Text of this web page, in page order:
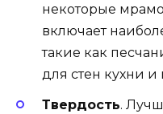
некоторые
включает
такие как
для стен кухни и
Твердость.